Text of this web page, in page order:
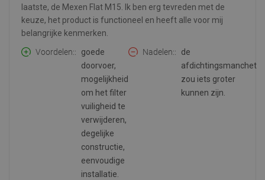
laatste, de Mexen Flat M15. Ik ben erg tevreden met de
keuze, het product is functioneel en heeft alle voor mij
belangrijke kenmerken.
Voordelen:
goede
doorvoer,
mogelijkheid
om het filter
vuiligheid te
verwijderen,
degelijke
constructie,
eenvoudige
installatie.
Nadelen:
de
afdichtingsmanchet
zou iets groter
kunnen zijn.